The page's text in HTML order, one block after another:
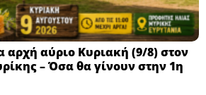
αρχή αύριο Κυριακή (9/8) στον
– Όσα θα γίνουν στην 1η